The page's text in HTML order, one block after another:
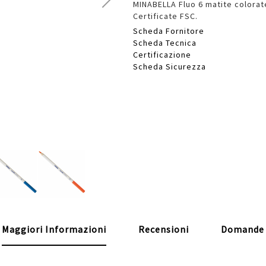
MINABELLA Fluo 6 matite
Certificate FSC.
Scheda Fornitore
Scheda Tecnica
Certificazione
Scheda Sicurezza
Maggiori Informazioni Recensioni Domande